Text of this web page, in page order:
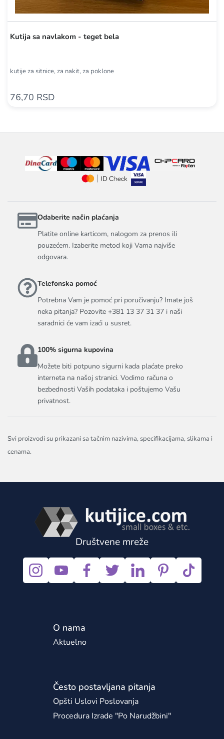
Kutija sa navlakom - teget bela
kutije za sitnice, za nakit, za poklone
76,70 RSD
Odaberite način plaćanja
Platite online karticom, nalogom za prenos ili
pouzećem. Izaberite metod koji Vama najviše
odgovara.
Telefonska pomoć
Potrebna Vam je pomoć pri poručivanju? Imate još
neka pitanja? Pozovite +381 13 37 31 37 i naši
saradnici će vam izaći u susret.
100% sigurna kupovina
Možete biti potpuno sigurni kada plaćate preko
interneta na našoj stranici. Vodimo računa o
bezbednosti Vaših podataka i poštujemo Vašu
privatnost.
Svi proizvodi su prikazani sa tačnim nazivima, specifikacijama, slikama i
cenama.
Društvene mreže
O nama
Aktuelno
Često postavljana pitanja
Opšti Uslovi Poslovanja
Procedura Izrade "po Narudžbini"